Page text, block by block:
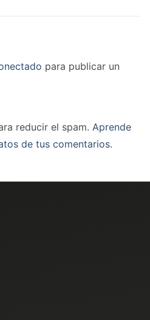
para publicar un
reducir el spam. Aprende
de tus comentarios.